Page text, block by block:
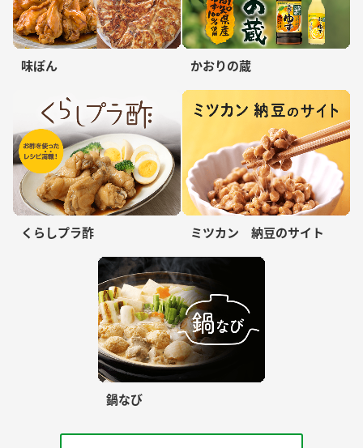
味ぽん かおりの蔵
くらしプラ酢 ミツカン 納豆のサイト
鍋なび